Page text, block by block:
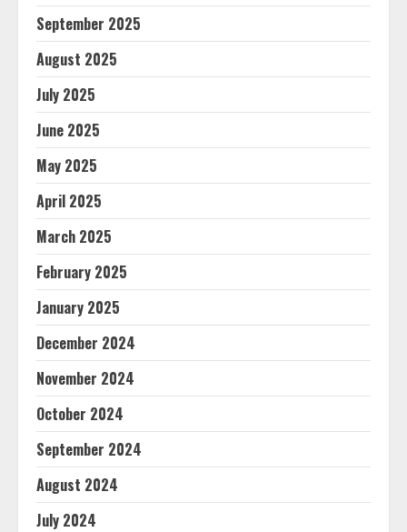
September 2025
August 2025
July 2025
June 2025
May 2025
April 2025
March 2025
February 2025
January 2025
December 2024
November 2024
October 2024
September 2024
August 2024
July 2024